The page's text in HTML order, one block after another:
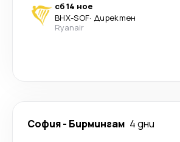
сб 14 ное
BHX-SOF· Директен
Ryanair
София- Бирмингам 4 дни